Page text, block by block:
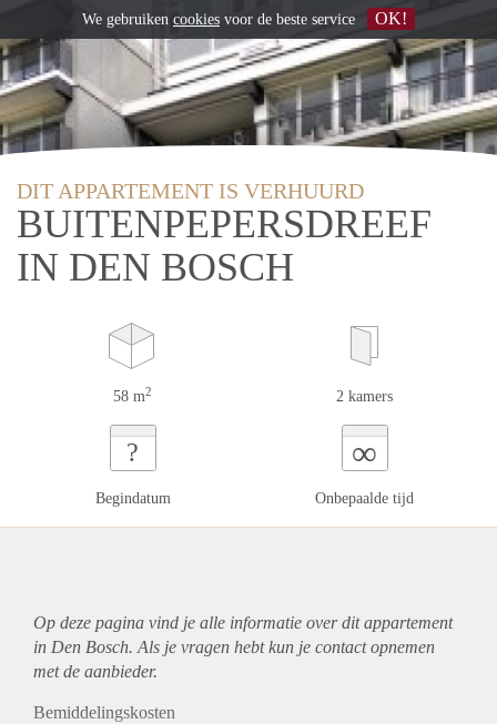
DIT APPARTEMENT IS VERHUURD
BUITENPEPERSDREEF
IN DEN BOSCH
58 m2 2 kamers
?
Begindatum
∞
Onbepaalde tijd
Op deze pagina vind je alle informatie over ditappartement
in Den Bosch. Als je vragen hebt kun je contact opnemen
met de aanbieder.
Bemiddelingskosten
We gebruiken cookies voor de beste service OK!